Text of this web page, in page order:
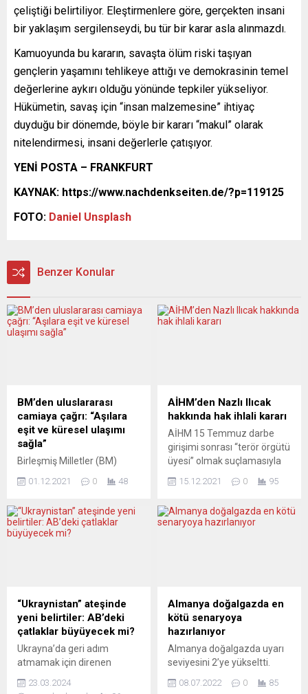
çeliştiği belirtiliyor. Eleştirmenlere göre, gerçekten insani
bir yaklaşım sergilenseydi, bu tür bir karar asla alınmazdı.
Kamuoyunda bu kararın, savaşta ölüm riski taşıyan
gençlerin yaşamını tehlikeye attığı ve demokrasinin temel
değerlerine aykırı olduğu yönünde tepkiler yükseliyor.
Hükümetin, savaş için “insan malzemesine” ihtiyaç
duyduğu bir dönemde, böyle bir kararı “makul” olarak
nitelendirmesi, insani değerlerle çatışıyor.
YENİ POSTA – FRANKFURT
KAYNAK: https://www.nachdenkseiten.de/?p=119125
FOTO: Daniel Unsplash
Benzer Konular
BM’den uluslararası
camiaya çağrı: “Aşılara
eşit ve küresel ulaşımı
sağla”
Birleşmiş Milletler (BM)
koronavirüs (Covid-19)
ulaşımın sağlanması için
devletlere çağrıda bulundu.
yetersiz aşılama oranlarına
dikkat çekti. İsviçre’nin
Cenevre kentinde planlanan
Dünya Ticaret Örgütü (DTÖ)
12. Bakanlar Konferansı’nın,
Covid-19’un Güney
Afrika’da...
01.12.2021 0 48
AİHM’den Nazlı Ilıcak
hakkında hak ihlali kararı
AİHM 15 Temmuz darbe
girişimi sonrası “terör örgütü
üyesi” olmak suçlamasıyla
Ilıcak’ın emniyet ve ifade
edildiğine hükmetti.
AİHM, darbe girişimi sonrası
kararını bugün
Strasbourg’da açıkladı.
Mahkeme, Ilıcak’ın gözaltına
alındığı tarihte “terör...
15.12.2021 0 95
“Ukraynistan” ateşinde
yeni belirtiler: AB’deki
çatlaklar büyüyecek mi?
Ukrayna’da geri adım
atmamak için direnen
bölge halkını vurmuyor, Batı
23.03.2024
Almanya doğalgazda en
kötü senaryoya
hazırlanıyor
Almanya doğalgazda uyarı
seviyesini 2’ye yükseltti.
tamamen kesebileceğinden
08.07.2022 0 85